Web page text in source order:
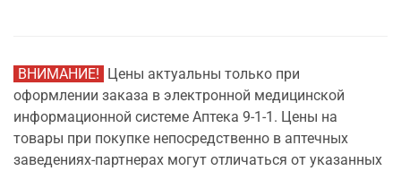
ВНИМАНИЕ! Цены актуальны только при
оформлении заказа в электронной медицинской
информационной системе Аптека 9-1-1. Цены на
товары при покупке непосредственно в аптечных
заведениях-партнерах могут отличаться от указанных